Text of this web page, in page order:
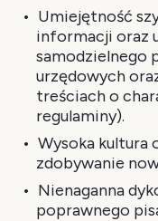
Umiejętność
informacji oraz
samodzielnego
urzędowych
treściach o
regulaminy).
Wysoka kultura
zdobywanie
Nienaganna
poprawnego